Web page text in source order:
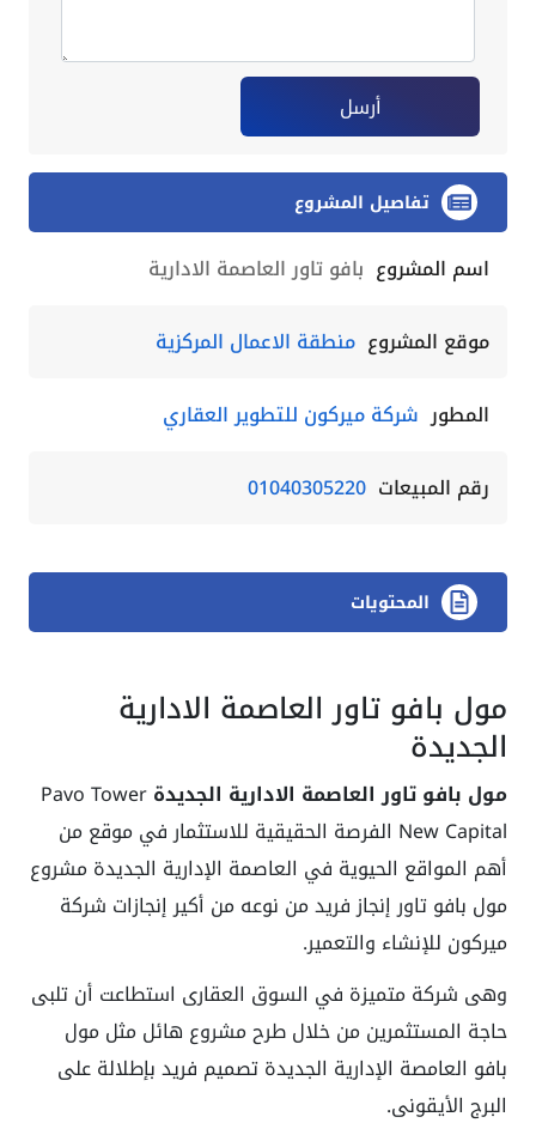
أرسل
تفاصيل المشروع
اسم المشروع بافو تاور العاصمة الادارية
موقع المشروع منطقة الاعمال المركزية
المطور شركة ميركون للتطوير العقاري
رقم المبيعات 01040305220
المحتويات
مول بافو تاور العاصمة الادارية
الجديدة
مول بافو تاورالعاصمة الادارية الجديدةPavo Tower
New Capital الفرصة الحقيقية للاستثمار في موقع من
أهم المواقع الحيوية في العاصمة الإدارية الجديدة مشروع
مول بافو تاور إنجاز فريد من نوعه من أكير إنجازات شركة
ميركون للإنشاء والتعمير.
وهى شركة متميزة في السوق العقارى استطاعت أن تلبى
حاجة المستثمرين من خلال طرح مشروع هائل مثل مول
بافو العامصة الإدارية الجديدة تصميم فريد بإطلالة على
البرج الأيقونى.